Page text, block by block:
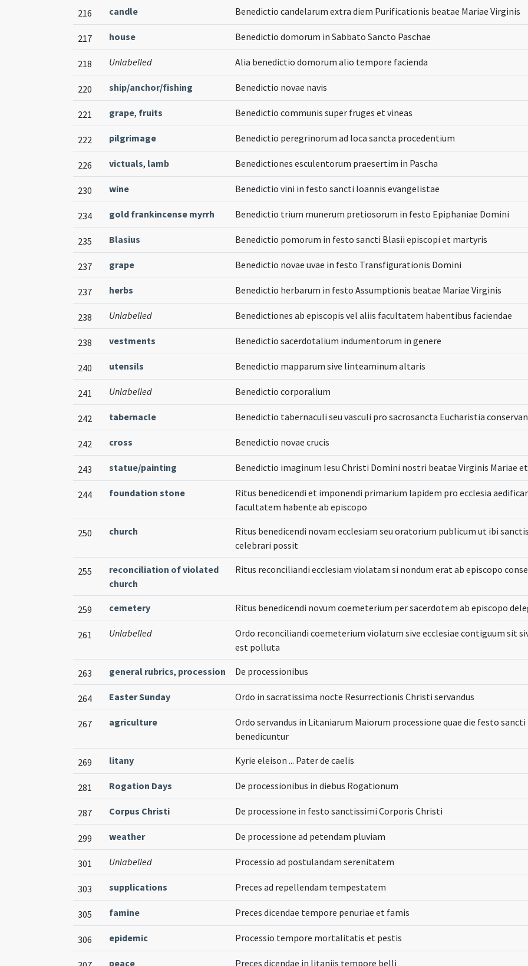
216 candle Benedictio candelarum extra diem Purificationis beatae Mariae Virginis
217 house Benedictio domorum in Sabbato Sancto Paschae
218 Unlabelled Alia benedictio domorum alio tempore facienda
220 ship/anchor/fishing Benedictio novae navis
221 grape, fruits Benedictio communis super fruges et vineas
222 pilgrimage Benedictio peregrinorum ad loca sancta procedentium
226 victuals, lamb Benedictiones esculentorum praesertim in Pascha
230 wine Benedictio vini in festo sancti Ioannis evangelistae
234 gold frankincense myrrh Benedictio trium munerum pretiosorum in festo Epiphaniae Domini
235 Blasius Benedictio pomorum in festo sancti Blasii episcopi et martyris
237 grape Benedictio novae uvae in festo Transfigurationis Domini
237 herbs Benedictio herbarum in festo Assumptionis beatae Mariae Virginis
238 Unlabelled Benedictiones ab episcopis vel aliis facultatem habentibus faciendae
238 vestments Benedictio sacerdotalium indumentorum in genere
240 utensils Benedictio mapparum sive linteaminum altaris
241 Unlabelled Benedictio corporalium
242 tabernacle Benedictio tabernaculi seu vasculi pro sacrosancta Eucharistia
242 cross Benedictio novae crucis
243 statue/painting Benedictio imaginum Iesu Christi Domini nostri beatae Virginis Mariae
244 foundation stone
Ritus benedicendi et imponendi primarium lapidem pro ecclesia
facultatem habente ab episcopo
250 church
Ritus benedicendi novam ecclesiam seu oratorium publicum ut ibi
celebrari possit
255
reconciliation of violated
church
Ritus reconciliandi ecclesiam violatam si nondum erat ab episcopo
259 cemetery Ritus benedicendi novum coemeterium per sacerdotem ab episcopo
261 Unlabelled
Ordo reconciliandi coemeterium violatum sive ecclesiae contiguum sit
est polluta
263 general rubrics, procession De processionibus
264 Easter Sunday Ordo in sacratissima nocte Resurrectionis Christi servandus
267 agriculture
Ordo servandus in Litaniarum Maiorum processione quae die festo
benedicuntur
269 litany Kyrie eleison ... Pater de caelis
281 Rogation Days De processionibus in diebus Rogationum
287 Corpus Christi De processione in festo sanctissimi Corporis Christi
299 weather De processione ad petendam pluviam
301 Unlabelled Processio ad postulandam serenitatem
303 supplications Preces ad repellendam tempestatem
305 famine Preces dicendae tempore penuriae et famis
306 epidemic Processio tempore mortalitatis et pestis
peace Preces dicendae in litaniis tempore belli